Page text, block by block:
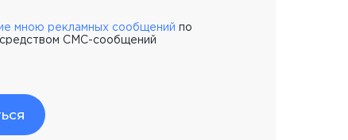
мною рекламных сообщений по
СМС-сообщений
school.com